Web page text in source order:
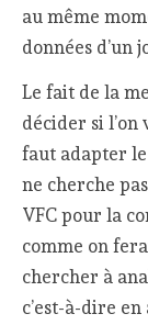
au même
données d’un
Le fait de la
décider si l’on
faut adapter
ne cherche
VFC pour la
comme on
chercher à
c’est-à-dire